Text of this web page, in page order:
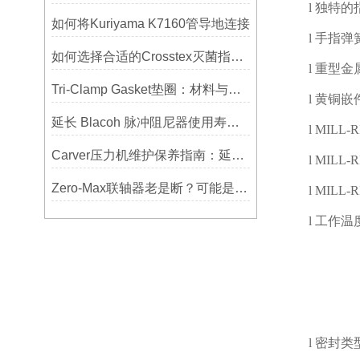
如何将Kuriyama K7160管导地连接
如何选择合适的Crosstex灭菌指示标签？
Tri-Clamp Gasket垫圈：材料与应用的全面指南
延长 Blacoh 脉冲阻尼器使用寿命的维护技巧大公开
Carver压力机维护保养指南：延长设备寿命的关键
Zero-Max联轴器老是断？可能是选型没考虑径向偏差
l 独特的
l 手指弹
l 重型金
l 黄铜嵌
l MILL-
l MILL-
l MILL-
l 工作温
l 密封类